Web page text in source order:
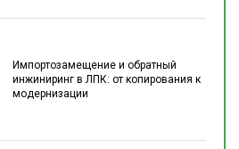
Импортозамещение и обратный
инжиниринг в ЛПК: от копирования к
модернизации